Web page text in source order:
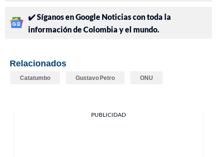
✔️ Síganos en Google Noticias con toda la
información de Colombia y el mundo.
Relacionados
Catatumbo Gustavo Petro ONU
PUBLICIDAD